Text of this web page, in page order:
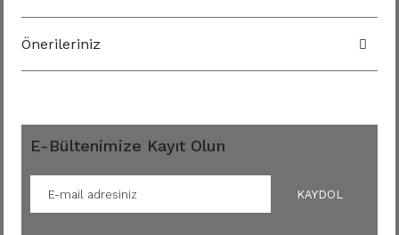
Önerileriniz
E-Bültenimize Kayıt Olun
KAYDOL